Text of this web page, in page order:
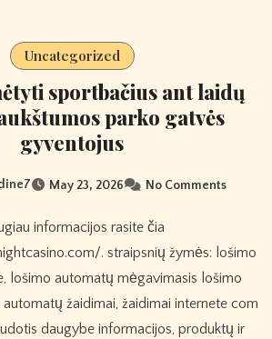
Uncategorized
sportbačius ant laidų
parko gatvės
gyventojus
May 23, 2026 No Comments
. straipsnių žymės: lošimo
lošimo automatų mėgavimasis lošimo
žaidimai, žaidimai internete com
daugybe informacijos, produktų ir